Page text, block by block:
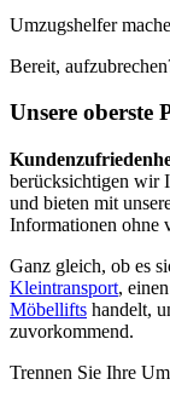
Umzugshelfer
Bereit,
Unsere
berücksichtigen wir
und bieten mit
Informationen ohne
Ganz gleich, ob es
Kleintransport, einen
Möbellifts handelt,
zuvorkommend.
Trennen Sie Ihre